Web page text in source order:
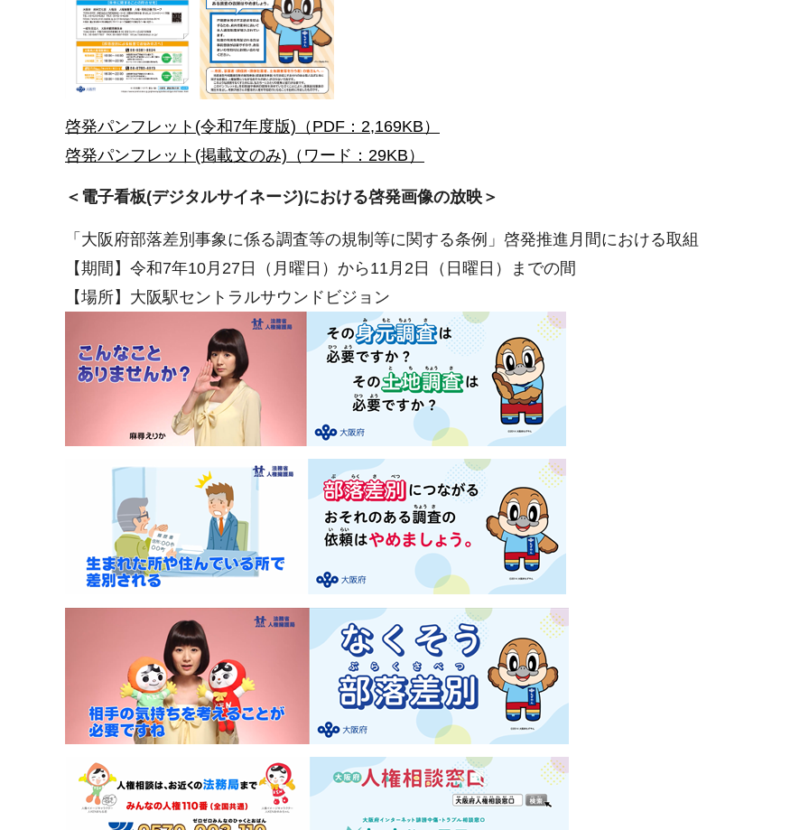
啓発パンフレット(令和7年度版)（PDF：2,169KB）
啓発パンフレット(掲載文のみ)（ワード：29KB）
＜電子看板(デジタルサイネージ)における啓発画像の放映＞
「大阪府部落差別事象に係る調査等の規制等に関する条例」啓発推進月間における取組
【期間】令和7年10月27日（月曜日）から11月2日（日曜日）までの間
【場所】大阪駅セントラルサウンドビジョン